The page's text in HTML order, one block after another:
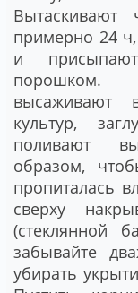
Вытаскивают
примерно 24
и
порошком.
высаживают
культур,
поливают
образом,
пропиталась
сверху
(стеклянной
забывайте
убирать